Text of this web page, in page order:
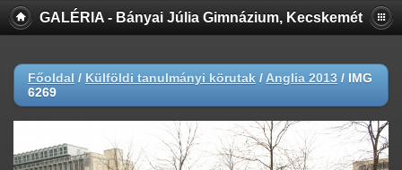
GALÉRIA - Bányai Júlia Gimnázium, Kecskemét
Főoldal / Külföldi tanulmányi körutak / Anglia 2013 / IMG
6269